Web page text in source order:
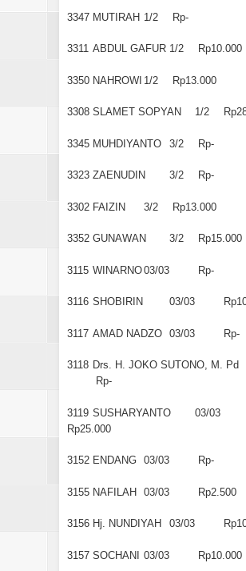
3347 MUTIRAH 1/2 Rp-
3311 ABDUL GAFUR 1/2 Rp10.000
3350 NAHROWI 1/2 Rp13.000
3308 SLAMET SOPYAN 1/2
3345 MUHDIYANTO 3/2 Rp-
3323 ZAENUDIN 3/2 Rp-
3302 FAIZIN 3/2 Rp13.000
3352 GUNAWAN 3/2 Rp15.000
3115 WINARNO03/03 Rp-
3116 SHOBIRIN 03/03
3117 AMAD NADZO 03/03 Rp-
3118 Drs. H. JOKO SUTONO, M. Pd
Rp-
3119 SUSHARYANTO
03/03
Rp25.000
3152 ENDANG 03/03 Rp-
3155 NAFILAH 03/03 Rp2.500
3156 Hj. NUNDIYAH 03/03
3157 SOCHANI 03/03 Rp10.000